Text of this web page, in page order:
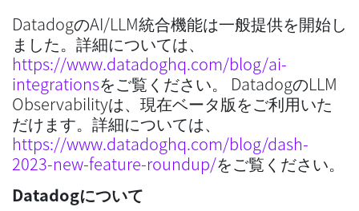
DatadogのAI/LLM統合機能は一般提供を開始し
ました。詳細については、
https://www.datadoghq.com/blog/ai-
integrationsをご覧ください。 DatadogのLLM
Observabilityは、現在ベータ版をご利用いた
だけます。詳細については、
https://www.datadoghq.com/blog/dash-
2023-new-feature-roundup/をご覧ください。
Datadogについて